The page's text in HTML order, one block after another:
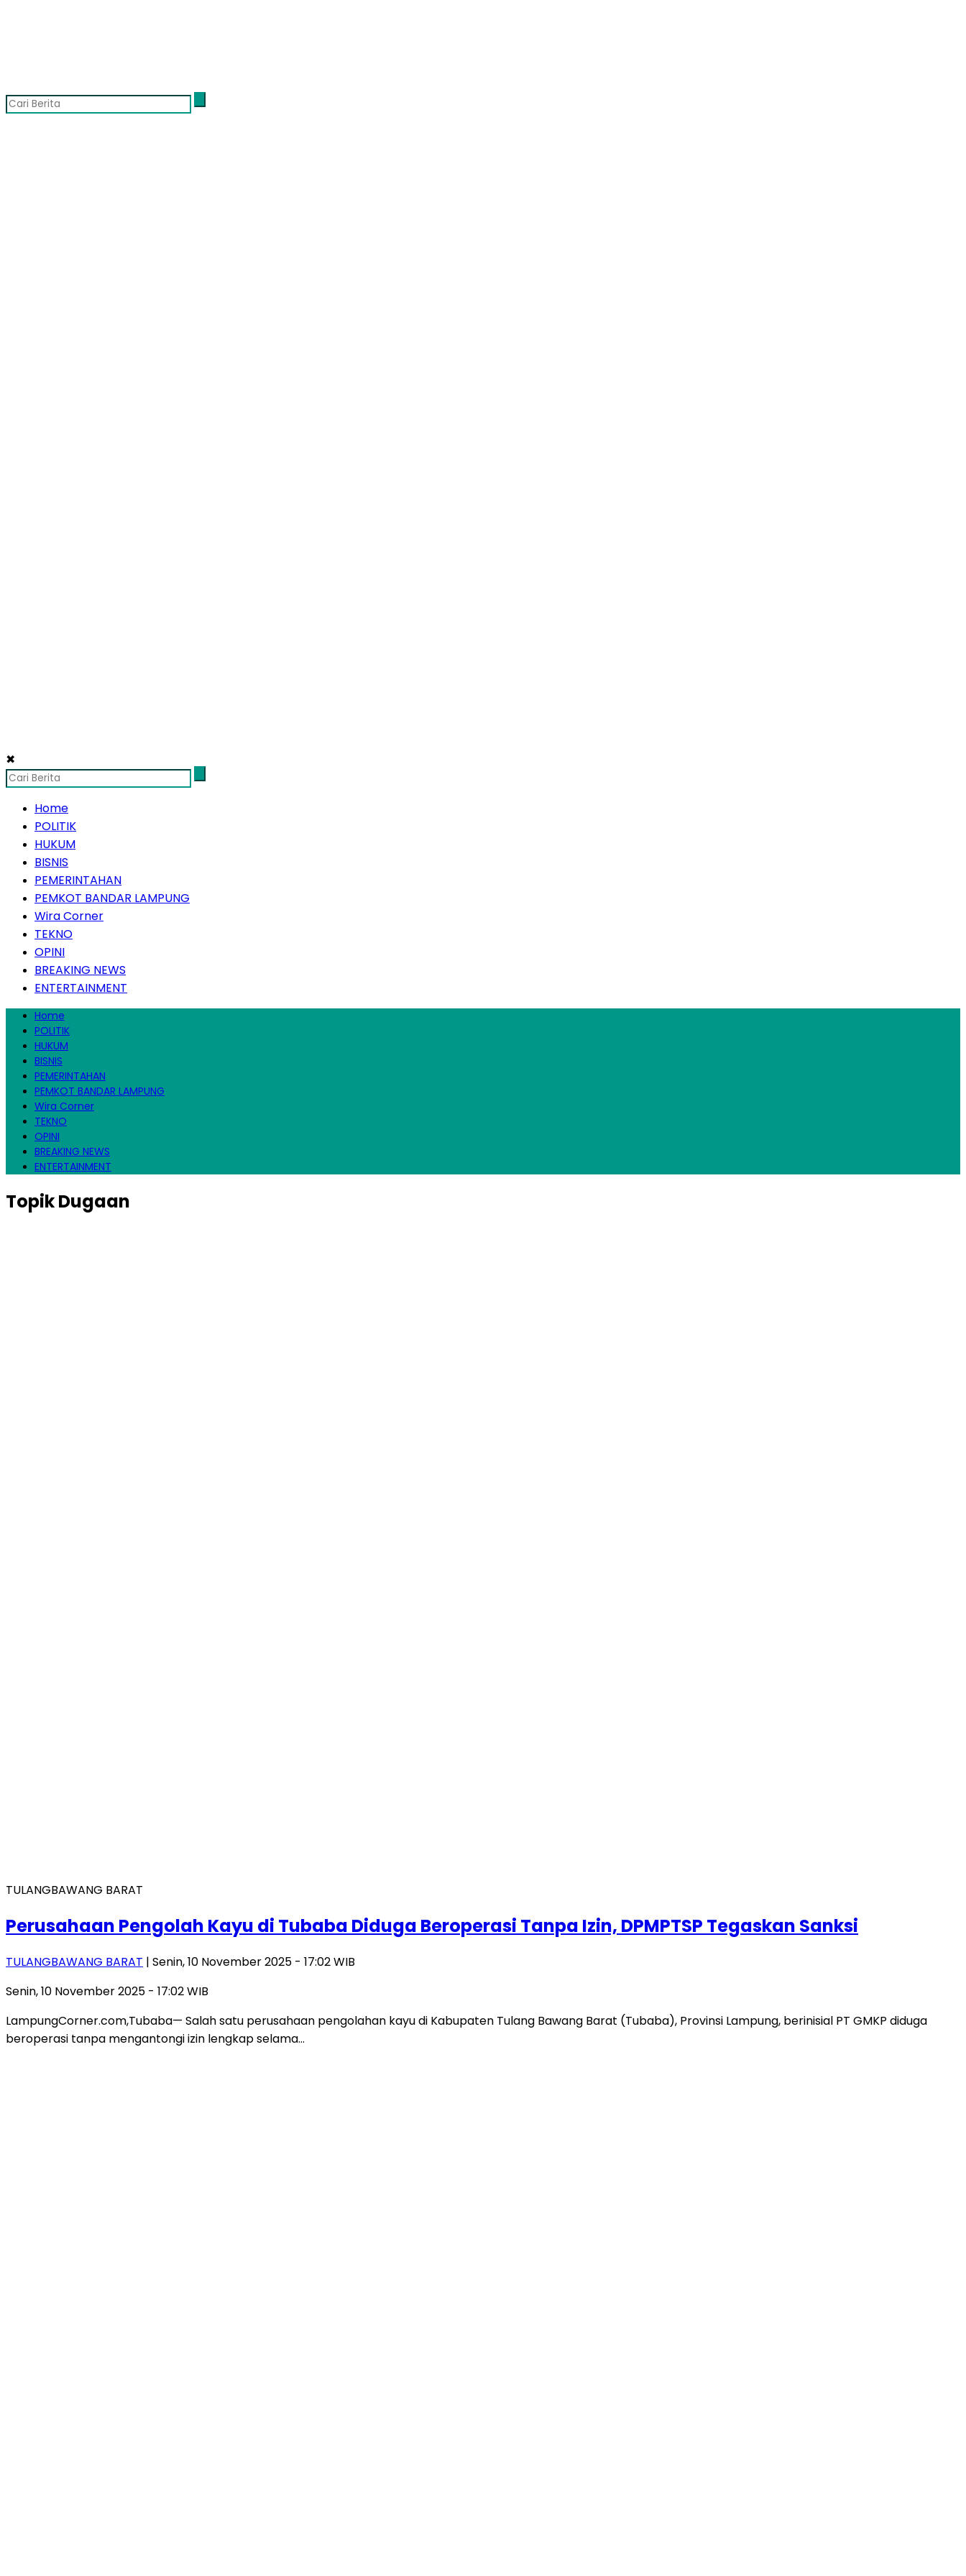
✖
Home
POLITIK
HUKUM
BISNIS
PEMERINTAHAN
PEMKOT BANDAR LAMPUNG
Wira Corner
TEKNO
OPINI
BREAKING NEWS
ENTERTAINMENT
Home
POLITIK
HUKUM
BISNIS
PEMERINTAHAN
PEMKOT BANDAR LAMPUNG
Wira Corner
TEKNO
OPINI
BREAKING NEWS
ENTERTAINMENT
TopikDugaan
TULANGBAWANG BARAT
Perusahaan Pengolah Kayu di Tubaba Diduga Beroperasi Tanpa Izin, DPMPTSP Tegaskan Sanksi
TULANGBAWANG BARAT | Senin, 10 November 2025 - 17:02 WIB
Senin, 10 November 2025 - 17:02 WIB
LampungCorner.com,Tubaba— Salah satu perusahaan pengolahan kayu di Kabupaten Tulang Bawang Barat (Tubaba), Provinsi Lampung, berinisial PT GMKP diduga
beroperasi tanpa mengantongi izin lengkap selama…